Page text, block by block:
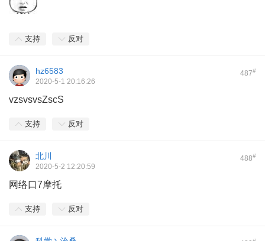
支持 反对
487#
hz6583
2020-5-1 20:16:26
vzsvsvsZscS
支持 反对
488#
北川
2020-5-2 12:20:59
网络口7摩托
支持 反对